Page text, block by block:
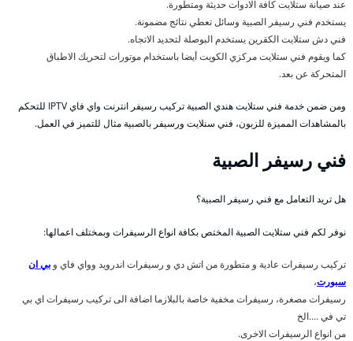
عند صيانة ستلايت كافة الادوات حديثة ومتطورة.
يستخدم فني رسيفر الصبية وسائل تعطي نتائج مضمونة.
فني دش ستلايت الكقرين يستخدم البوصلة لتحديد الاتجاه.
كما ويقوم فني ستلايت مركزي الكويت أيضا باستخدام موتورات لتحريك الاطباق
المتحركة عن بعد.
ومن ضمن خدمة فني ستلايت هندي الصبية تركيب رسيفر انترنت واي فاي IPTV للتحكم
بالمشاهدات المميزة للزبون، فني سنلايت ورسيفر بالصبية مثال للتميز في العمل.
فني رسيفر الصبية
هل تريد التعامل مع فني رسيفر الصبية؟
نوفر لكم فني ستلايت الصبية المختص بكافة انواع الرسيفرات وبمختلف اعمالها:
تركيب رسيفرات عادية و متطورة من اتش دي و رسيفرات اندرويد وواي فاي و بي ان
سبورت،
رسيفرات مصغرة، رسيفرات مخفية خاصة بالبلازما اضافة الى تركيب رسيفرات اي بي
تي في ….الخ
من انواع الرسيفرات الاخرى.